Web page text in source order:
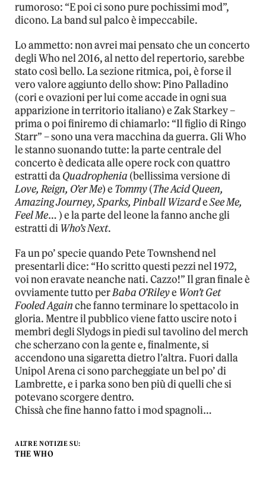
rumoroso: “E poi ci sono pure pochissimi mod”,
dicono. La band sul palco è impeccabile.
Lo ammetto: non avrei mai pensato che un concerto
degli Who nel 2016, al netto del repertorio, sarebbe
stato così bello. La sezione ritmica, poi, è forse il
vero valore aggiunto dello show: Pino Palladino
(cori e ovazioni per lui come accade in ogni sua
apparizione in territorio italiano) e Zak Starkey –
prima o poi finiremo di chiamarlo: “Il figlio di Ringo
Starr” – sono una vera macchina da guerra. Gli Who
le stanno suonando tutte: la parte centrale del
concerto è dedicata alle opere rock con quattro
estratti daQuadrophenia (bellissima versione di
Love, Reign, O’er Me) e Tommy(The Acid Queen,
Amazing Journey, Sparks, Pinball WizardeSee Me,
Feel Me… ) e la parte del leone la fanno anche gli
estratti di Who’s Next.
Fa un po’ specie quando Pete Townshend nel
presentarli dice: “Ho scritto questi pezzi nel 1972,
voi non eravate neanche nati. Cazzo!” Il gran finale è
ovviamente tutto perBaba O’Rileye Won’t Get
Fooled Againche fanno terminare lo spettacolo in
gloria. Mentre il pubblico viene fatto uscire noto i
membri degli Slydogs in piedi sul tavolino del merch
che scherzano con la gente e, finalmente, si
accendono una sigaretta dietro l’altra. Fuori dalla
Unipol Arena ci sono parcheggiate un bel po’ di
Lambrette, e i parka sono ben più di quelli che si
potevano scorgere dentro.
Chissà che fine hanno fatto i mod spagnoli…
ALTRE NOTIZIE SU:
THE WHO